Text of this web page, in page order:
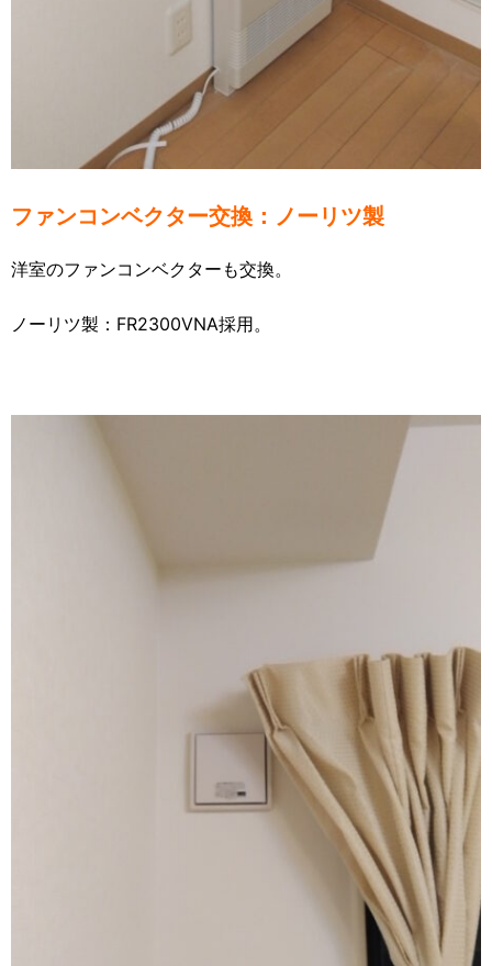
ファンコンベクター交換：ノーリツ製
洋室のファンコンベクターも交換。
ノーリツ製：FR2300VNA採用。